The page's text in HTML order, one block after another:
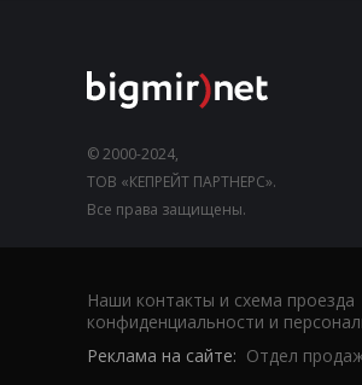
© 2000-2024,
ТОВ «КЕПРЕЙТ ПАРТНЕРС».
Все права защищены.
Наши контакты и схема проезда
конфиденциальности и
Реклама на сайте: Отдел